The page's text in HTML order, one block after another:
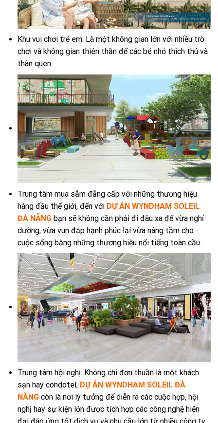
Khu vui chơi trẻ em: Là một không gian lớn với nhiều trò
chơi và không gian thiên thần để các bé nhỏ thích thú và
thân quen.
Trung tâm mua sắm đẳng cấp với những thương hiệu
hàng đầu thế giới, đến với DỰ ÁN WYNDHAM SOLEIL
ĐÀ NẴNGbạn sẽ không cần phải đi đâu xa để vừa nghỉ
dưỡng, vừa vun đắp hạnh phúc lại vừa nâng tầm cho
cuộc sống bằng những thương hiệu nổi tiếng toàn cầu.
Trung tâm hội nghị: Không chi đơn thuần là một khách
sạn hay condotel, DỰ ÁN WYNDHAM SOLEIL ĐÀ
NẴNG còn là nơi lý tưởng để diễn ra các cuộc hợp, hội
nghị hay sự kiện lớn được tích hợp các công nghệ hiện